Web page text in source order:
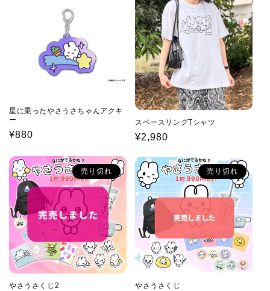
価
格
星に乗ったやさうさちゃんアクキ
ー
通
価
格
¥880
スペースリングTシャツ
通
価
格
¥2,980
売り切れ
やさうさくじ2
売り切れ
やさうさくじ